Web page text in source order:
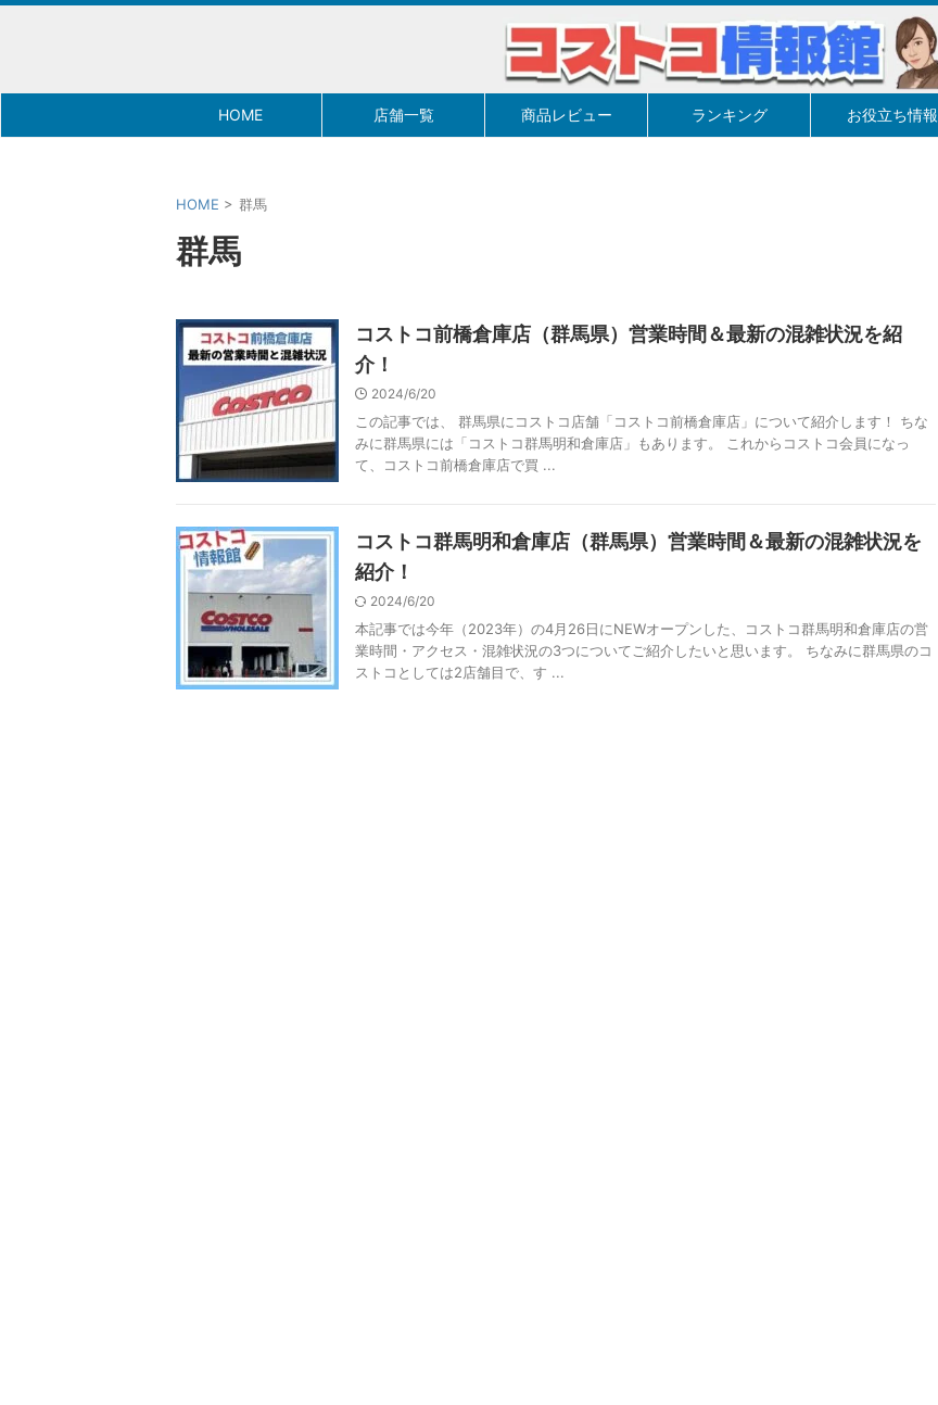
HOME 店舗一覧 商品レビュー ランキング お役立ち情報
HOME > 群馬
群馬
コストコ前橋倉庫店（群馬県）営業時間＆最新の混雑状況を紹
介！
2024/6/20
この記事では、 群馬県にコストコ店舗「コストコ前橋倉庫店」について紹介します！ ちな
みに群馬県には「コストコ群馬明和倉庫店」もあります。 これからコストコ会員になっ
て、コストコ前橋倉庫店で買 ...
コストコ群馬明和倉庫店（群馬県）営業時間＆最新の混雑状況を
紹介！
2024/6/20
本記事では今年（2023年）の4月26日にNEWオープンした、コストコ群馬明和倉庫店の営
業時間・アクセス・混雑状況の3つについてご紹介したいと思います。 ちなみに群馬県のコ
ストコとしては2店舗目で、す ...